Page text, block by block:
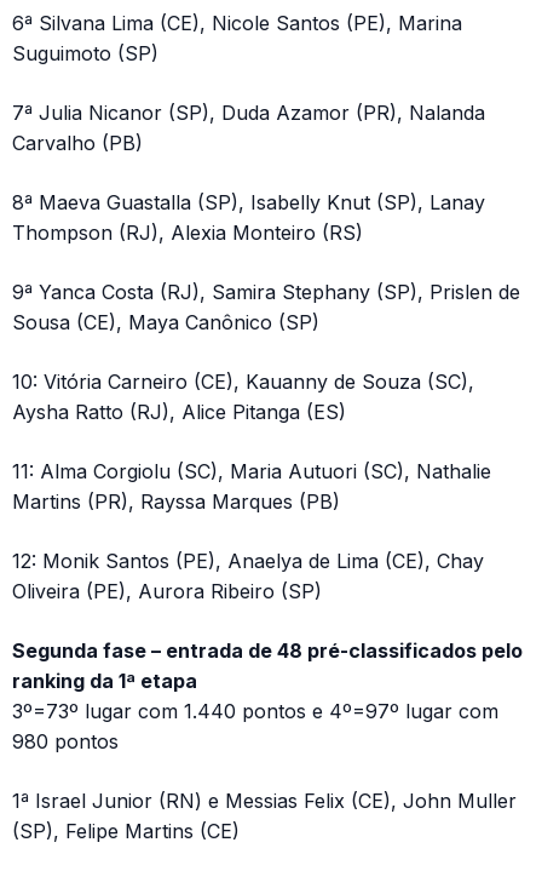
6ª Silvana Lima (CE), Nicole Santos (PE), Marina
Suguimoto (SP)
7ª Julia Nicanor (SP), Duda Azamor (PR), Nalanda
Carvalho (PB)
8ª Maeva Guastalla (SP), Isabelly Knut (SP), Lanay
Thompson (RJ), Alexia Monteiro (RS)
9ª Yanca Costa (RJ), Samira Stephany (SP), Prislen de
Sousa (CE), Maya Canônico (SP)
10: Vitória Carneiro (CE), Kauanny de Souza (SC),
Aysha Ratto (RJ), Alice Pitanga (ES)
11: Alma Corgiolu (SC), Maria Autuori (SC), Nathalie
Martins (PR), Rayssa Marques (PB)
12: Monik Santos (PE), Anaelya de Lima (CE), Chay
Oliveira (PE), Aurora Ribeiro (SP)
Segunda fase – entrada de 48 pré-classificados pelo
ranking da 1ª etapa
3º=73º lugar com 1.440 pontos e 4º=97º lugar com
980 pontos
1ª Israel Junior (RN) e Messias Felix (CE), John Muller
(SP), Felipe Martins (CE)